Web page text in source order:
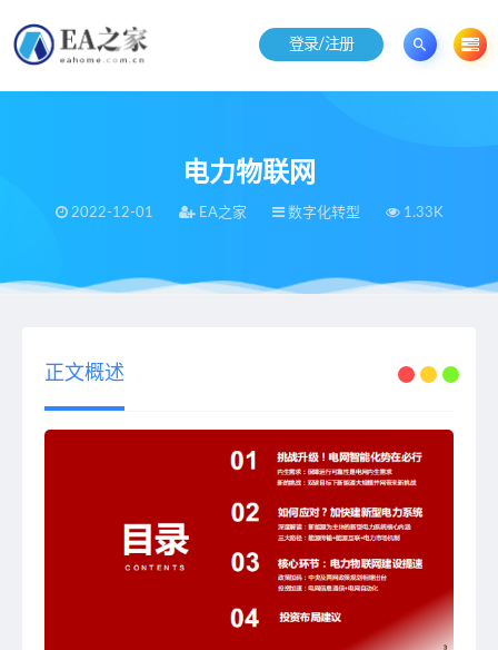
登录/注册
电力物联网
2022-12-01 EA之家 数字化转型 1.33K
EA之家 > 数字化转型
正文概述